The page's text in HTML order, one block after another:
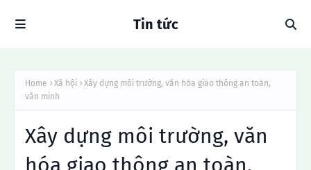
Tin tức
Home Xã hội
Xây dựng môi trường, văn hóa giao thông an toàn,
văn minh
Xây dựng môi trường, văn